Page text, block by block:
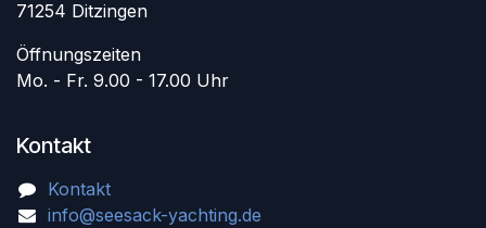
71254 Ditzingen
Öffnungszeiten
Mo. - Fr. 9.00 - 17.00 Uhr
Kontakt
Kontakt
info@seesack-yachting.de